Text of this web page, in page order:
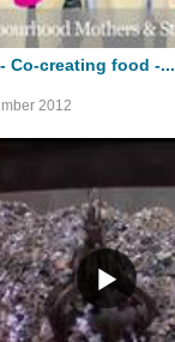
Co-creating food -...
2012